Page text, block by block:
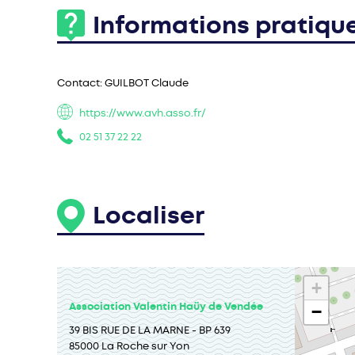
Informations
Contact:GUILBOT Claude
https://www.avh.asso.fr/
02 51 37 22 22
Localiser
Association Valentin Haüy de Vendée
39 BIS RUE DE LA MARNE - BP 639
85000 La Roche sur Yon
+
−